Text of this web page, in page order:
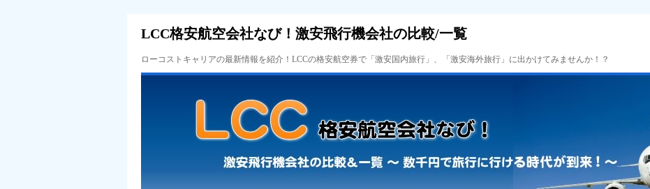
LCC格安航空会社なび！激安飛行機会社の比較/一覧
ローコストキャリアの最新情報を紹介！LCCの格安航空券で「激安国内旅行」、「激安海外旅行」に出かけてみませんか！？